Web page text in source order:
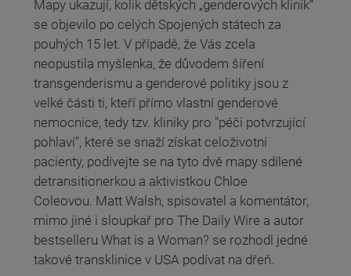
Mapy ukazují, kolik dětských „genderových klinik“
se objevilo po celých Spojených státech za
pouhých 15 let. V případě, že Vás zcela
neopustila myšlenka, že důvodem šíření
transgenderismu a genderové politiky jsou z
velké části ti, kteří přímo vlastní genderové
nemocnice, tedy tzv. kliniky pro "péči potvrzující
pohlaví", které se snaží získat celoživotní
pacienty, podívejte se na tyto dvě mapy sdílené
detransitionerkou a aktivistkou Chloe
Coleovou. Matt Walsh, spisovatel a komentátor,
mimo jiné i sloupkař pro The Daily Wire a autor
bestselleru What is a Woman? se rozhodl jedné
takové transklinice v USA podívat na dřeň.